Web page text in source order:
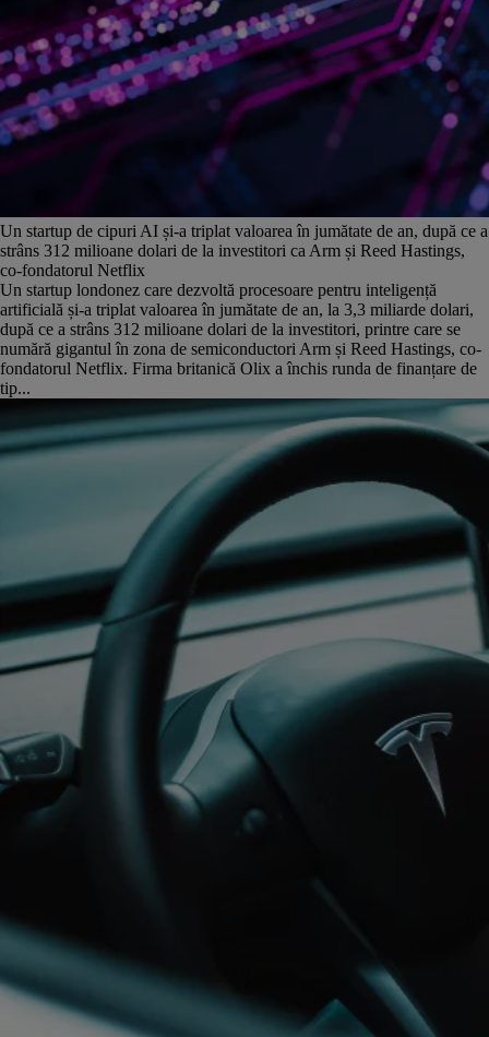
Un startup de cipuri AI și-a triplat valoarea în jumătate de an, după ce a
strâns 312 milioane dolari de la investitori ca Arm și Reed Hastings,
co-fondatorul Netflix
Un startup londonez care dezvoltă procesoare pentru inteligență
artificială și-a triplat valoarea în jumătate de an, la 3,3 miliarde dolari,
după ce a strâns 312 milioane dolari de la investitori, printre care se
numără gigantul în zona de semiconductori Arm și Reed Hastings, co-
fondatorul Netflix. Firma britanică Olix a închis runda de finanțare de
tip...